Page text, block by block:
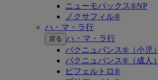
ニューモバックス®NP
ノクサフィル®
ハ・マ・ラ行
戻る ハ・マ・ラ行
バクニュバンス®（小児）
バクニュバンス®（成人）
ピフェルトロ®